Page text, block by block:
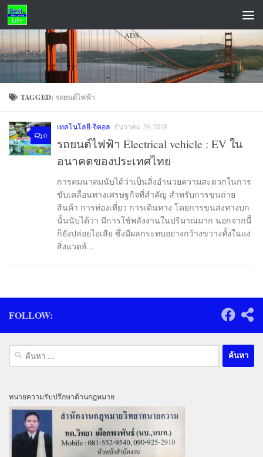
Skip to content
ADS
TAGGED: รถยนต์ไฟฟ้า
0
เทคโนโลยี-จิตอล ธันวาคม 29, 2018
รถยนต์ไฟฟ้า Electrical vehicle : EV ใน
อนาคตของประเทศไทย
การคมนาคมนับได้ว่าเป็นสิ่งอำนวยความสะดวกในการ
ขับเคลื่อนทางเศรษฐกิจที่สำคัญ สำหรับการขนถ่าย
สินค้า การท่องเที่ยว การเดินทาง โดยการขนส่งทางบก
นั้นนับได้ว่า มีการใช้พลังงานในปริมาณมาก นอกจากนี้
ก็ยังปล่อยไอเสีย ซึ่งมีผลกระทบอย่างกว้างขวางทั้งในแง่
สิ่งแวดล้...
FOLLOW:
ค้นหา
สำหรับ:
ทนายความรับปรึกษาด้านกฎหมาย